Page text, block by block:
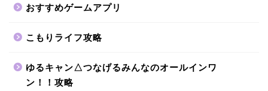
おすすめゲームアプリ
こもりライフ攻略
ゆるキャン△つなげるみんなのオールインワ
ン！！攻略